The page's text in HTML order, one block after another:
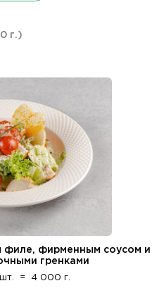
г.)
филе, фирменным соусом и
гренками
= 4 000 г.